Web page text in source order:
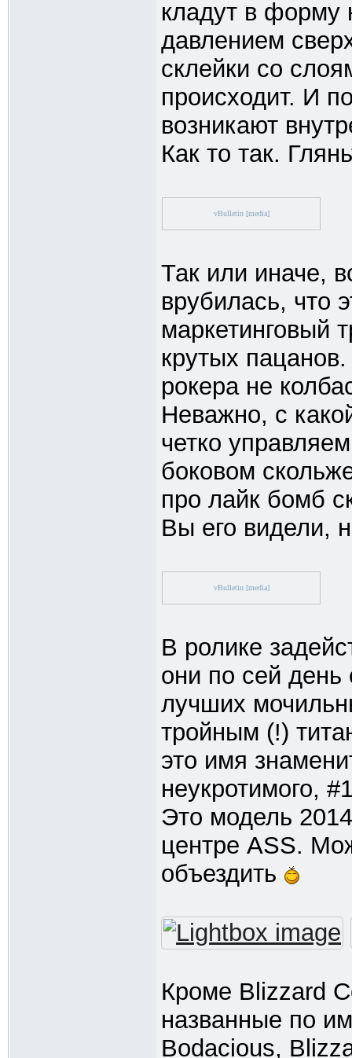
кладут в форму
давлением
склейки со
происходит. И
возникают
Как то так.
vBulletin [media]
Так или иначе,
врубилась, что
маркетинговый
крутых
рокера не
Неважно, с
четко
боковом
про лайк бомб
Вы его видели,
vBulletin [media]
В ролике
они по сей день
лучших
тройным (!)
это имя
неукротимого,
Это модель
центре ASS.
объездить
Кроме Blizzard
названные по
Bodacious,